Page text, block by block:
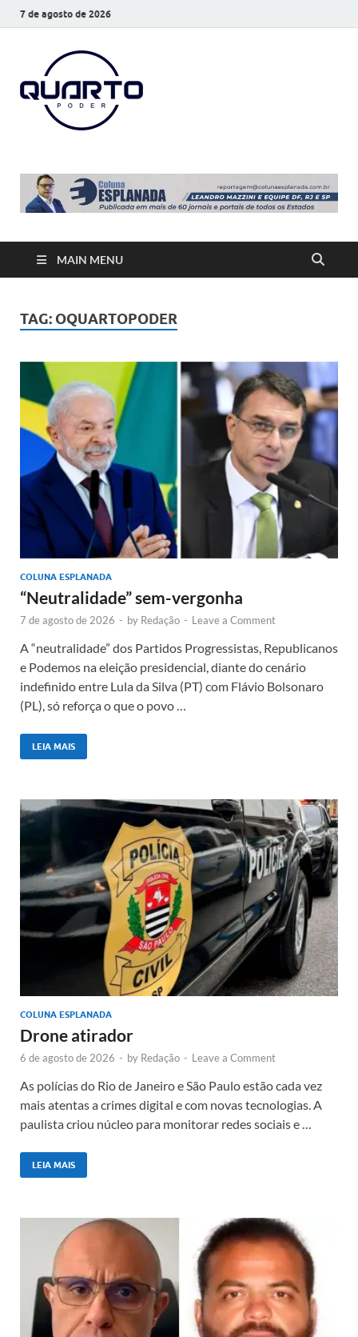
7 de agosto de 2026
MAIN MENU
TAG: OQUARTOPODER
COLUNA ESPLANADA
“Neutralidade” sem-vergonha
7 de agosto de 2026 - by Redação - Leave a Comment
A “neutralidade” dos Partidos Progressistas, Republicanos
e Podemos na eleição presidencial, diante do cenário
indefinido entre Lula da Silva (PT) com Flávio Bolsonaro
(PL), só reforça o que o povo …
LEIA MAIS
COLUNA ESPLANADA
Drone atirador
6 de agosto de 2026 - by Redação - Leave a Comment
As polícias do Rio de Janeiro e São Paulo estão cada vez
mais atentas a crimes digital e com novas tecnologias. A
paulista criou núcleo para monitorar redes sociais e …
LEIA MAIS